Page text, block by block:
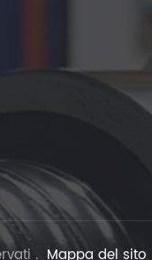
. Mappa del sito